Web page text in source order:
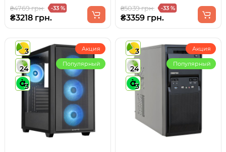
₴4769 грн. -33 %
₴3218 грн.
₴5039 грн. -33 %
₴3359 грн.
3
24
3
Акция
Популярный
3
24
3
Акция
Популярный